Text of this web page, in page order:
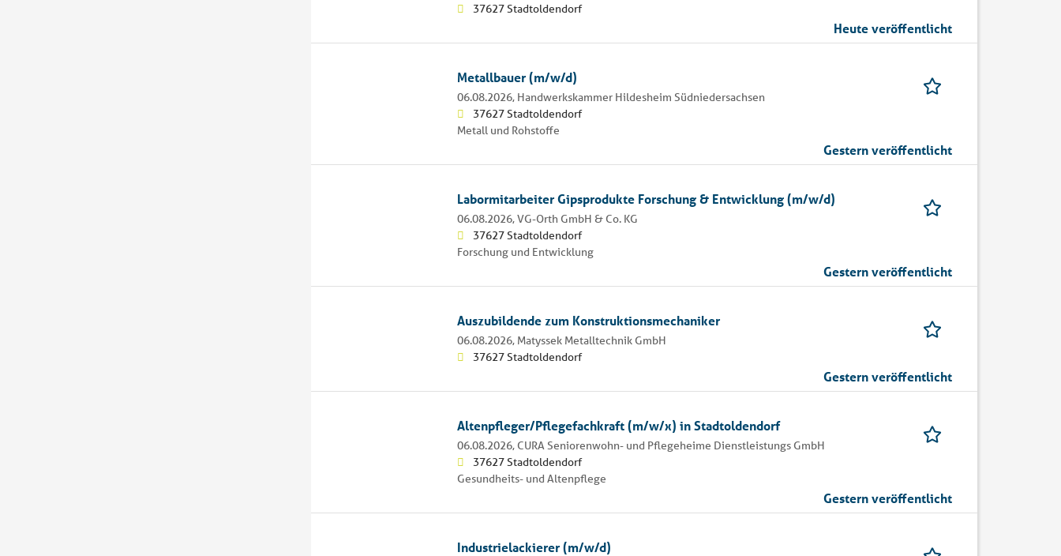
37627 Stadtoldendorf
Heute veröffentlicht
Metallbauer (m/w/d)
06.08.2026, Handwerkskammer Hildesheim Südniedersachsen
37627 Stadtoldendorf
Metall und Rohstoffe
Gestern veröffentlicht
Labormitarbeiter Gipsprodukte Forschung & Entwicklung (m/w/d)
06.08.2026,VG-Orth GmbH & Co. KG
37627 Stadtoldendorf
Forschung und Entwicklung
Gestern veröffentlicht
Auszubildende zum Konstruktionsmechaniker
06.08.2026, Matyssek Metalltechnik GmbH
37627 Stadtoldendorf
Gestern veröffentlicht
Altenpfleger/Pflegefachkraft (m/w/x) in Stadtoldendorf
06.08.2026, CURA Seniorenwohn- und Pflegeheime Dienstleistungs GmbH
37627 Stadtoldendorf
Gesundheits- und Altenpflege
Gestern veröffentlicht
Industrielackierer (m/w/d)